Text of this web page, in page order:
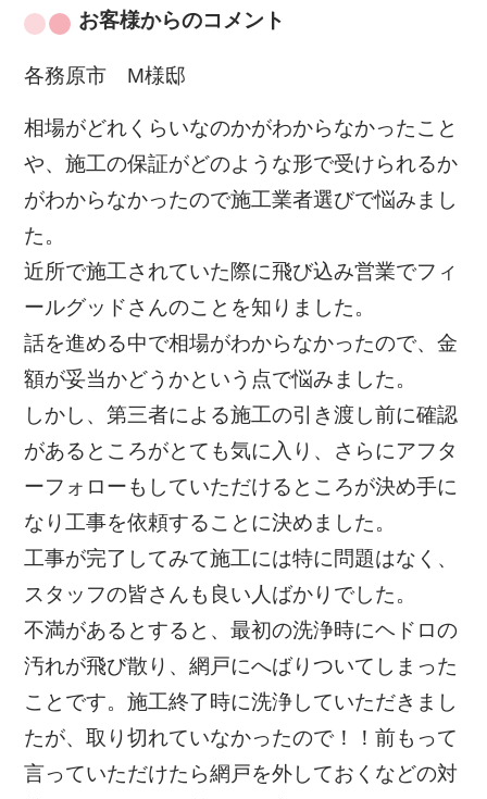
お客様からのコメント
各務原市 M様邸
相場がどれくらいなのかがわからなかったこと
や、施工の保証がどのような形で受けられるか
がわからなかったので施工業者選びで悩みまし
た。
近所で施工されていた際に飛び込み営業でフィ
ールグッドさんのことを知りました。
話を進める中で相場がわからなかったので、金
額が妥当かどうかという点で悩みました。
しかし、第三者による施工の引き渡し前に確認
があるところがとても気に入り、さらにアフタ
ーフォローもしていただけるところが決め手に
なり工事を依頼することに決めました。
工事が完了してみて施工には特に問題はなく、
スタッフの皆さんも良い人ばかりでした。
不満があるとすると、最初の洗浄時にヘドロの
汚れが飛び散り、網戸にへばりついてしまった
ことです。施工終了時に洗浄していただきまし
たが、取り切れていなかったので！！前もって
言っていただけたら網戸を外しておくなどの対